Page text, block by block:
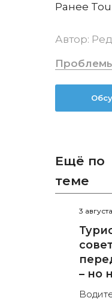
Ранее
Автор:
Ещё по
теме
3 августа
– но